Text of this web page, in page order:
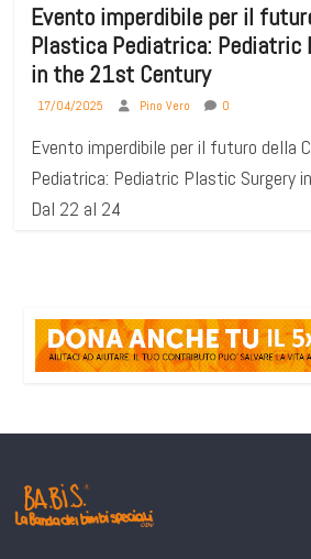
Evento imperdibile per il
Plastica Pediatrica: Pediatric
in the 21st Century
17/04/2025 Pino Vero 0
Evento imperdibile per il futuro della
Pediatrica: Pediatric Plastic Surgery
Dal 22 al 24